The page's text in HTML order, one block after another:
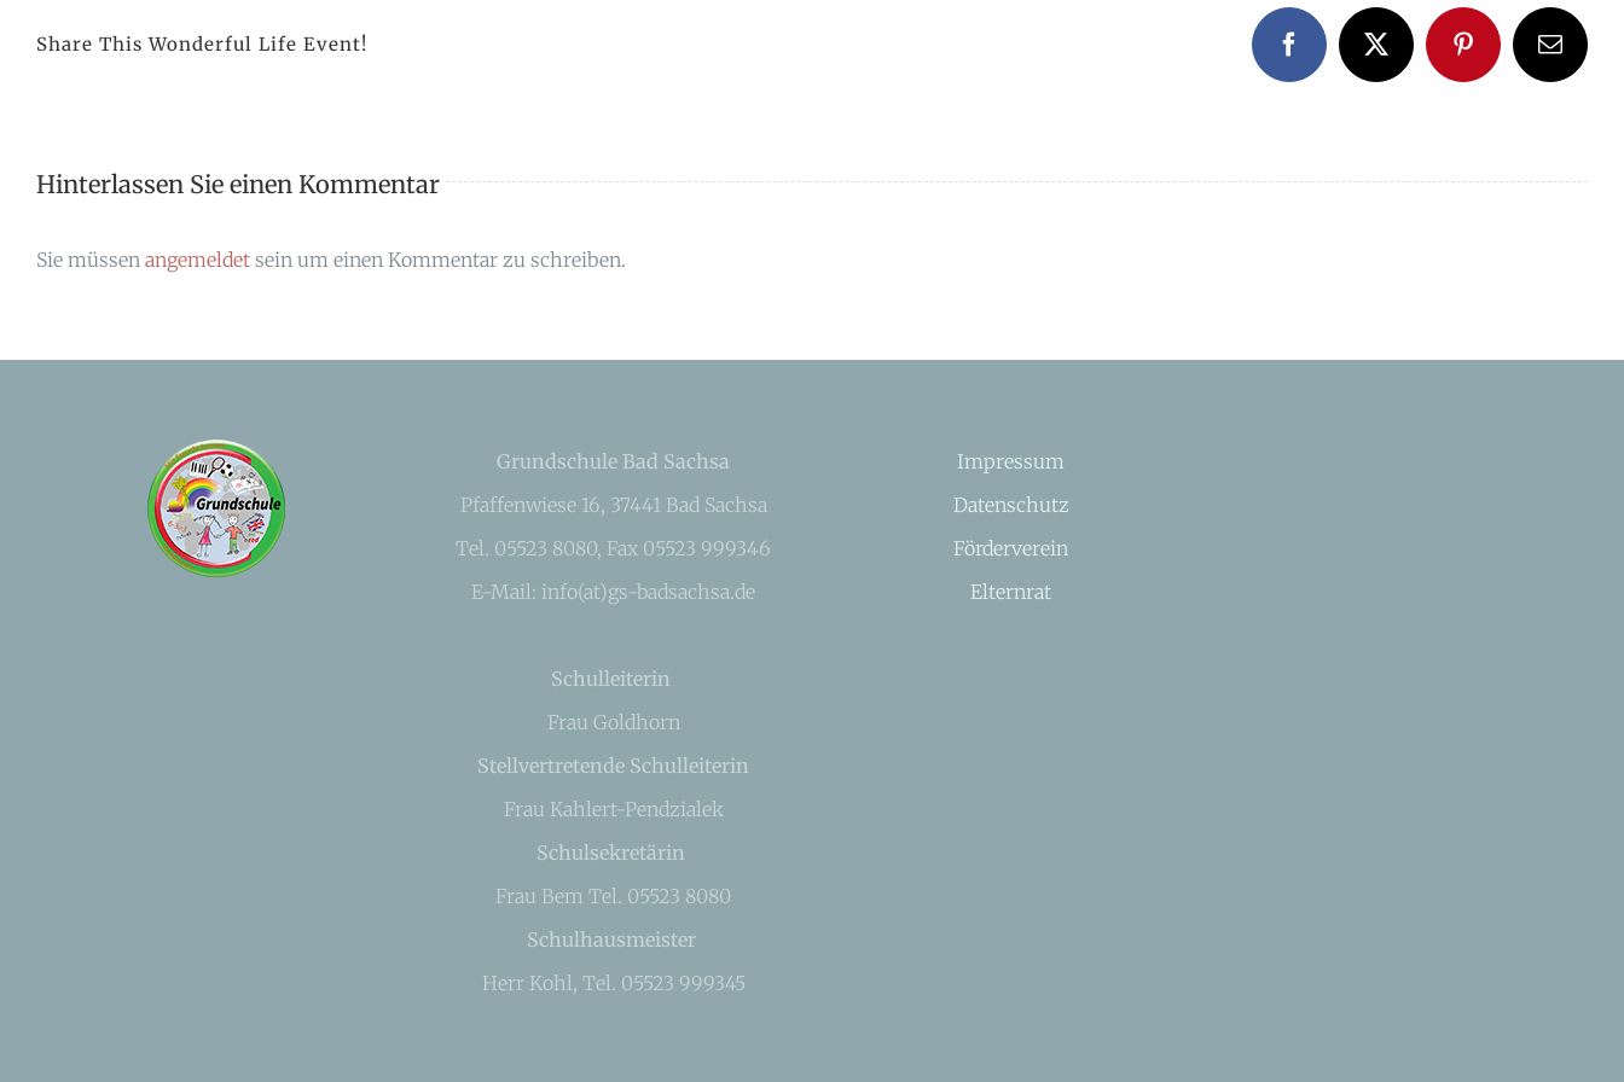
Share This Wonderful Life Event! FacebookX PinterestE-
Mail
Hinterlassen Sie einen Kommentar
Sie müssen angemeldet sein um einen Kommentar zu schreiben.
Grundschule Bad Sachsa
Pfaffenwiese 16, 37441 Bad Sachsa
Tel. 05523 8080, Fax 05523 999346
E-Mail: info(at)gs-badsachsa.de
Schulleiterin
Frau Goldhorn
Stellvertretende Schulleiterin
Frau Kahlert-Pendzialek
Schulsekretärin
Frau Bem Tel. 05523 8080
Schulhausmeister
Herr Kohl, Tel. 05523 999345
Impressum
Datenschutz
Förderverein
Elternrat